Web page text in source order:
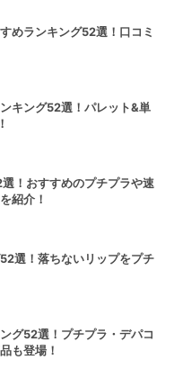
めランキング52選！口コミ
キング52選！パレット&単
！おすすめのプチプラや速
紹介！
選！落ちないリップをプチ
グ52選！プチプラ・デパコ
も登場！